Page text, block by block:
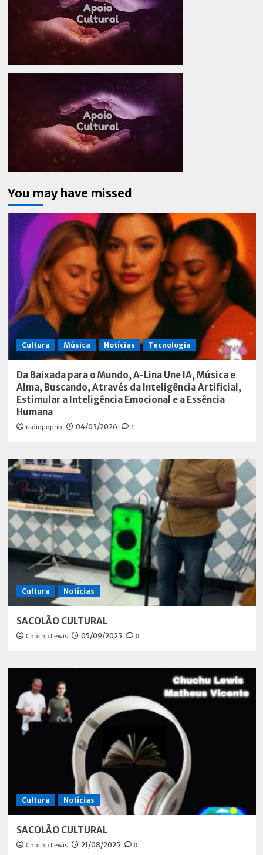
You may have missed
Cultura Música Notícias Tecnologia
Da Baixada para o Mundo, A-Lina Une IA, Música e
Alma, Buscando, Através da Inteligência Artificial,
Estimular a Inteligência Emocional e a Essência
Humana
radiopoprio 04/03/2026 1
Cultura Notícias
SACOLÃO CULTURAL
Chuchu Lewis 05/09/2025 0
Cultura Notícias
SACOLÃO CULTURAL
Chuchu Lewis 21/08/2025 0